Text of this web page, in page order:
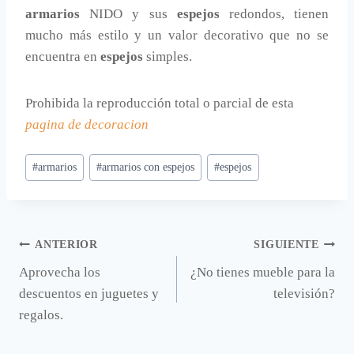
armariosNIDO y sus espejos redondos, tienen
mucho más estilo y un valor decorativo que no se
encuentra en espejos simples.
Prohibida la reproducción total o parcial de esta
pagina de decoracion
Etiquetas
de
#armarios #armarios con espejos #espejos
Navegación
de
entradas
ANTERIOR
Aprovecha los
descuentos en juguetes y
regalos.
SIGUIENTE
¿No tienes mueble para la
televisión?